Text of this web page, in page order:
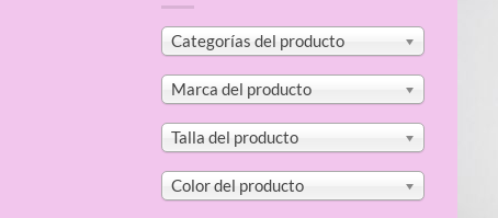
Categorías del producto
Marca del producto
Talla del producto
Color del producto